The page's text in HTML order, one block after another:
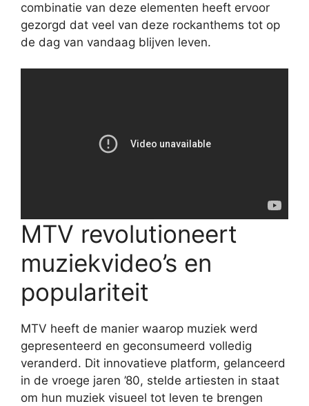
combinatie van deze elementen heeft ervoor
gezorgd dat veel van deze rockanthems tot op
de dag van vandaag blijven leven.
MTV revolutioneert
muziekvideo’s en
populariteit
MTV heeft de manier waarop muziek werd
gepresenteerd en geconsumeerd volledig
veranderd. Dit innovatieve platform, gelanceerd
in de vroege jaren ’80, stelde artiesten in staat
om hun muziek visueel tot leven te brengen